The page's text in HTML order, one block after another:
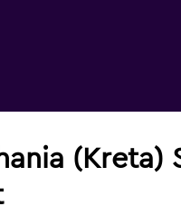
(Kreta)